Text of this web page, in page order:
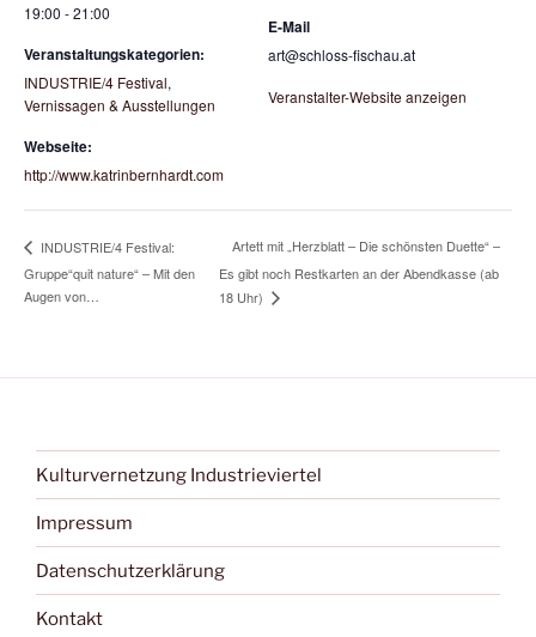
19:00 - 21:00
Veranstaltungskategorien:
INDUSTRIE/4 Festival,
Vernissagen & Ausstellungen
Webseite:
http://www.katrinbernhardt.com
E-Mail
art@schloss-fischau.at
Veranstalter-Website anzeigen
INDUSTRIE/4 Festival:
Gruppe“quit nature“ – Mit den
Augen von…
Artett mit „Herzblatt – Die schönsten Duette“ –
Es gibt noch Restkarten an der Abendkasse (ab
18 Uhr)
Kulturvernetzung Industrieviertel
Impressum
Datenschutzerklärung
Kontakt